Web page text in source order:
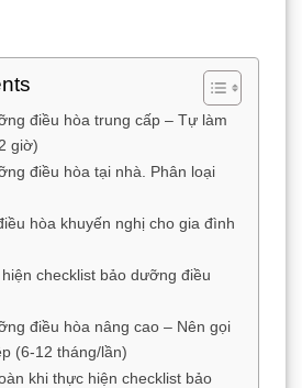
điều hòa trung cấp – Tự làm
giờ)
điều hòa tại nhà. Phân loại
hòa khuyến nghị cho gia đình
checklist bảo dưỡng điều
điều hòa nâng cao – Nên gọi
(6-12 tháng/lần)
khi thực hiện checklist bảo